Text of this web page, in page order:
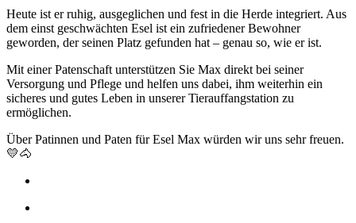
Heute ist er ruhig, ausgeglichen und fest in die Herde integriert. Aus
dem einst geschwächten Esel ist ein zufriedener Bewohner
geworden, der seinen Platz gefunden hat – genau so, wie er ist.
Mit einer Patenschaft unterstützen Sie Max direkt bei seiner
Versorgung und Pflege und helfen uns dabei, ihm weiterhin ein
sicheres und gutes Leben in unserer Tierauffangstation zu
ermöglichen.
Über Patinnen und Paten für Esel Max würden wir uns sehr freuen.
💛🐴